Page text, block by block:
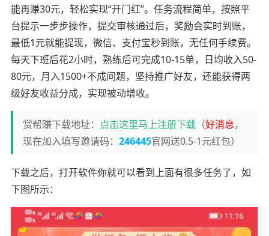
能再赚30元，轻松实现“开门红”。任务流程简单，按照平
台提示一步步操作，提交审核通过后，奖励会实时到账，
最低1元就能提现，微信、支付宝秒到账，无任何手续费。
每天下班后花2小时，熟练后可完成10-15单，日均收入50-
80元，月入1500+不成问题，坚持推广好友，还能获得两
级好友收益分成，实现被动增收。
赏帮赚下载地址： 点击这里马上注册下载（好消息，
现在加入填写邀请码： 246445官网送0.5-1元红包）
下载之后，打开软件你就可以看到上面有很多任务了，如
下图所示：